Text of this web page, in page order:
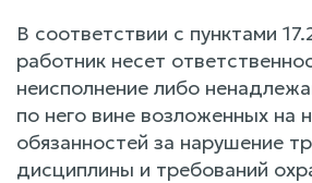
В соответствии с пунктами
работник несет
неисполнение либо
по него вине возложенных на
обязанностей за нарушение
дисциплины и требований